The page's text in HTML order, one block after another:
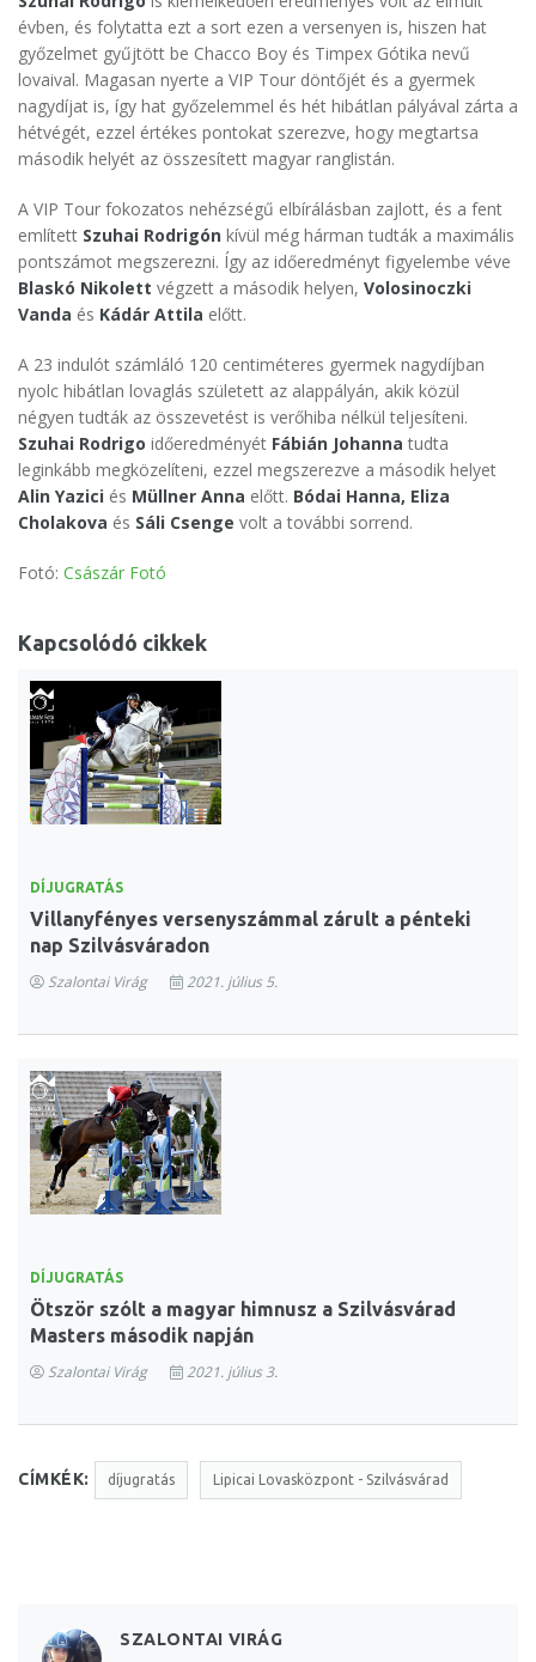
évben, és folytatta ezt a sort ezen a versenyen is, hiszen hat
győzelmet gyűjtött be Chacco Boy és Timpex Gótika nevű
lovaival. Magasan nyerte a VIP Tour döntőjét és a gyermek
nagydíjat is, így hat győzelemmel és hét hibátlan pályával zárta a
hétvégét, ezzel értékes pontokat szerezve, hogy megtartsa
második helyét az összesített magyar ranglistán.
A VIP Tour fokozatos nehézségű elbírálásban zajlott, és a fent
említett Szuhai Rodrigón kívül még hárman tudták a maximális
pontszámot megszerezni. Így az időeredményt figyelembe véve
Blaskó Nikolett végzett a második helyen, Volosinoczki
Vanda és Kádár Attila előtt.
A 23 indulót számláló 120 centiméteres gyermek nagydíjban
nyolc hibátlan lovaglás született az alappályán, akik közül
négyen tudták az összevetést is verőhiba nélkül teljesíteni.
Szuhai Rodrigo időeredményét Fábián Johanna tudta
leginkább megközelíteni, ezzel megszerezve a második helyet
Alin Yazici és Müllner Anna előtt. Bódai Hanna, Eliza
Cholakova és Sáli Csenge volt a további sorrend.
Fotó: Császár Fotó
Kapcsolódó cikkek
DÍJUGRATÁS
Villanyfényes versenyszámmal zárult a pénteki
nap Szilvásváradon
Szalontai Virág 2021. július 5.
DÍJUGRATÁS
Ötször szólt a magyar himnusz a Szilvásvárad
Masters második napján
Szalontai Virág 2021. július 3.
CÍMKÉK: díjugratás Lipicai Lovasközpont - Szilvásvárad
SZALONTAI VIRÁG